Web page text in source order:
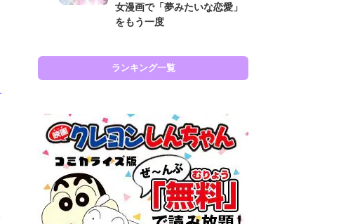
女漫画で「夢みたいな恋愛」
をもう一度
ランキング一覧